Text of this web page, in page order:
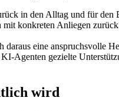
in den Alltag und für
konkreten Anliegen
eine anspruchsvolle
Agenten gezielte
wird